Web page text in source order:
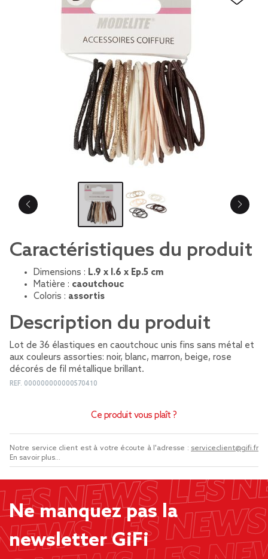
Caractéristiques du produit
Dimensions : L.9 x l.6 x Ep.5 cm
Matière : caoutchouc
Coloris : assortis
Description du produit
Lot de 36 élastiques en caoutchouc unis fins sans métal et
aux couleurs assorties: noir, blanc, marron, beige, rose
décorés de fil métallique brillant.
REF. 000000000000570410
Ce produit vous plaît ?
Notre service client est à votre écoute à l'adresse : serviceclient@gifi.fr
En savoir plus...
Ne manquez pas la
newsletter GiFi